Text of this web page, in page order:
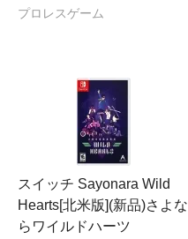
プロレスゲーム
スイッチ Sayonara Wild
Hearts[北米版](新品)さよな
らワイルドハーツ